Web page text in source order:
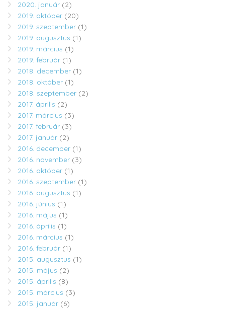
2020. január (2)
2019. október (20)
2019. szeptember (1)
2019. augusztus (1)
2019. március (1)
2019. február (1)
2018. december (1)
2018. október (1)
2018. szeptember (2)
2017. április (2)
2017. március (3)
2017. február (3)
2017. január (2)
2016. december (1)
2016. november (3)
2016. október (1)
2016. szeptember (1)
2016. augusztus (1)
2016. június (1)
2016. május (1)
2016. április (1)
2016. március (1)
2016. február (1)
2015. augusztus (1)
2015. május (2)
2015. április (8)
2015. március (3)
2015. január (6)